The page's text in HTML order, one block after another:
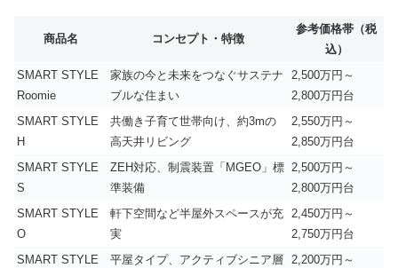
商品名 コンセプト・特徴
参考価格帯（税
込）
SMART STYLE
Roomie
家族の今と未来をつなぐサステナ
ブルな住まい
2,500万円～
2,800万円台
SMART STYLE
H
共働き子育て世帯向け、約3mの
高天井リビング
2,550万円～
2,850万円台
SMART STYLE
S
ZEH対応、制震装置「MGEO」標
準装備
2,500万円～
2,800万円台
SMART STYLE
O
軒下空間など半屋外スペースが充
実
2,450万円～
2,750万円台
SMART STYLE
平屋タイプ、アクティブシニア層 2,200万円～